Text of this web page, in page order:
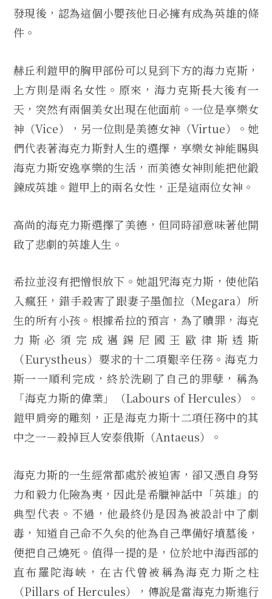
發現後，認為這個小嬰孩他日必擁有成為英雄的條
件。
赫丘利鎧甲的胸甲部份可以見到下方的海力克斯，
上方則是兩名女性。原來，海力克斯長大後有一
天，突然有兩個美女出現在他面前。一位是享樂女
神（Vice），另一位則是美德女神（Virtue）。她
們代表著海克力斯對人生的選擇，享樂女神能賜與
海克力斯安逸享樂的生活，而美德女神則能把他鍛
鍊成英雄。鎧甲上的兩名女性，正是這兩位女神。
高尚的海克力斯選擇了美德，但同時卻意味著他開
啟了悲劇的英雄人生。
希拉並沒有把憎恨放下。她詛咒海克力斯，使他陷
入瘋狂，錯手殺害了跟妻子墨伽拉（Megara）所
生的所有小孩。根據希拉的預言，為了贖罪，海克
力斯必須完成邁錫尼國王歐律斯透斯
（Eurystheus）要求的十二項艱辛任務。海克力
斯一一順利完成，終於洗刷了自己的罪孽，稱為
「海克力斯的偉業」（Labours of Hercules）。
鎧甲肩旁的雕刻，正是海克力斯十二項任務中的其
中之一－殺掉巨人安泰俄斯（Antaeus）。
海克力斯的一生經常都處於被迫害，卻又憑自身努
力和毅力化險為夷，因此是希臘神話中「英雄」的
典型代表。不過，他最終仍是因為被設計中了劇
毒，知道自己命不久矣的他為自己準備好墳墓後，
便把自己燒死。值得一提的是，位於地中海西部的
直布羅陀海峽，在古代曾被稱為海克力斯之柱
（Pillars of Hercules），傳說是當海克力斯進行